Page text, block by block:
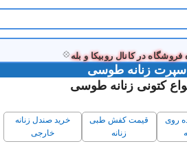
در کانال روبیکا و بله💠
زنانه طوسی
کتونی زنانه طوسی
روی
قیمت کفش طبی
زنانه
خرید صندل زنانه
خارجی